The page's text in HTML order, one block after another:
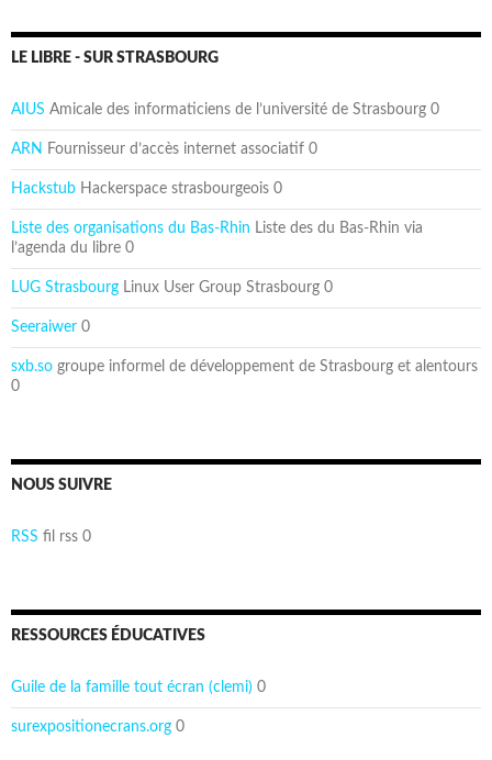
LE LIBRE - SUR STRASBOURG
AIUS Amicale des informaticiens de l’université de Strasbourg 0
ARN Fournisseur d’accès internet associatif 0
Hackstub Hackerspace strasbourgeois 0
Liste des organisations du Bas-Rhin Liste des du Bas-Rhin via
l’agenda du libre 0
LUG Strasbourg Linux User Group Strasbourg 0
Seeraiwer 0
sxb.so groupe informel de développement de Strasbourg et alentours
0
NOUS SUIVRE
RSS fil rss 0
RESSOURCES ÉDUCATIVES
Guile de la famille tout écran (clemi) 0
surexpositionecrans.org 0